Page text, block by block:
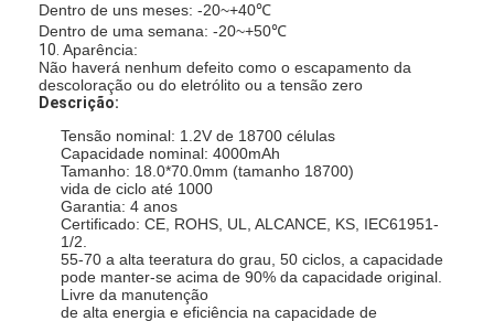
Dentro de uns meses: -20~+40℃
Dentro de uma semana: -20~+50℃
10.Aparência:
Não haverá nenhum defeito como o escapamento da
descoloração ou do eletrólito ou a tensão zero
Descrição:
Tensão nominal: 1.2V de 18700 células
Capacidade nominal: 4000mAh
Tamanho: 18.0*70.0mm (tamanho 18700)
vida de ciclo até 1000
Garantia: 4 anos
Certificado: CE, ROHS, UL, ALCANCE, KS, IEC61951-
1/2.
55-70 a alta teeratura do grau, 50 ciclos, a capacidade
pode manter-se acima de 90% da capacidade original.
Livre da manutenção
de alta energia e eficiência na capacidade de